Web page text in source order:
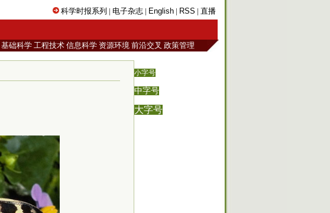
科学时报系列 | 电子杂志 | English | RSS | 直播
基础科学 工程技术 信息科学 资源环境 前沿交叉 政策管理
小字号
中字号
大字号